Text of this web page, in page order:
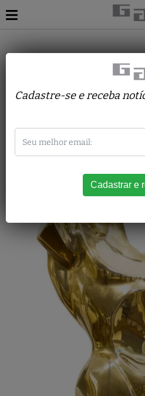
YOLE
ATLETA
Cadastre-se e receba